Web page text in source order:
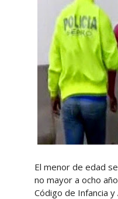
El menor de edad
no mayor a ocho
Código de Infancia